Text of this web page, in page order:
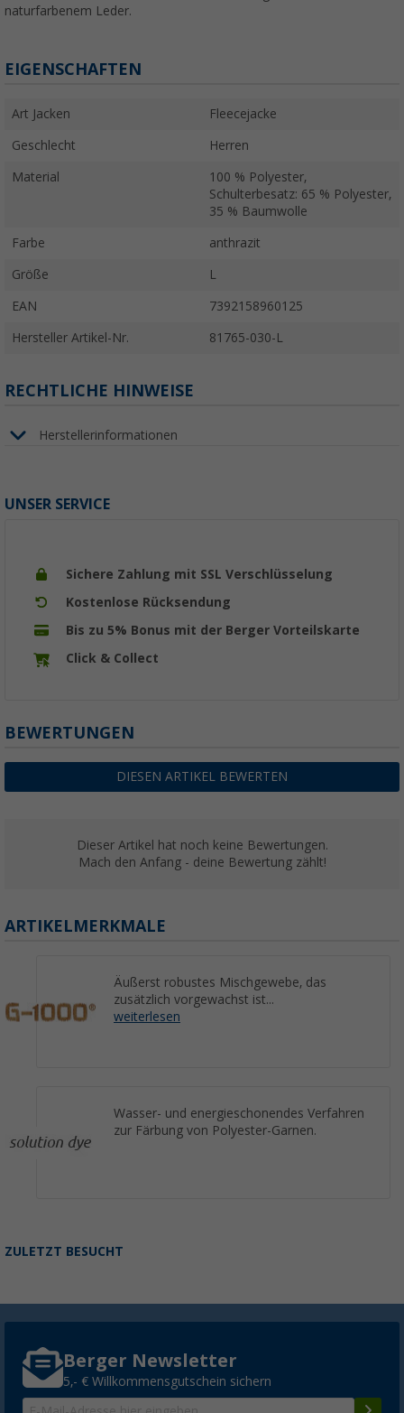
naturfarbenem Leder.
EIGENSCHAFTEN
Art Jacken Fleecejacke
Geschlecht Herren
Material
100 % Polyester,
Schulterbesatz: 65 % Polyester,
35 % Baumwolle
Farbe anthrazit
Größe L
EAN 7392158960125
Hersteller Artikel-Nr. 81765-030-L
RECHTLICHE HINWEISE
Herstellerinformationen
UNSER SERVICE
Sichere Zahlung mit SSL Verschlüsselung
Kostenlose Rücksendung
Bis zu 5% Bonus mit der Berger Vorteilskarte
Click & Collect
BEWERTUNGEN
DIESEN ARTIKEL BEWERTEN
Dieser Artikel hat noch keine Bewertungen.
Mach den Anfang - deine Bewertung zählt!
ARTIKELMERKMALE
Äußerst robustes Mischgewebe, das
zusätzlich vorgewachst ist...
weiterlesen
Wasser- und energieschonendes Verfahren
zur Färbung von Polyester-Garnen.
ZULETZT BESUCHT
Berger Newsletter
5,- € Willkommensgutschein sichern